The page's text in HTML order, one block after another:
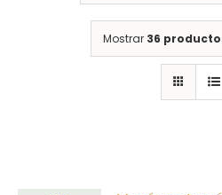
Mostrar 36